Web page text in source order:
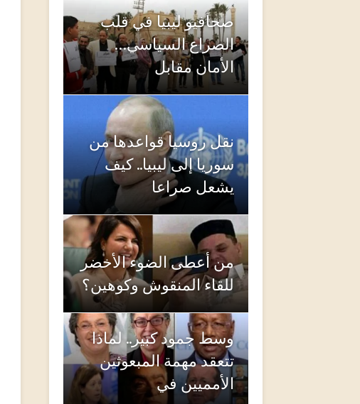
صحافيو ليبيا في قلب
الصراع السياسي…
الأمان مقابل
نقل روسيا قواعدها من
سوريا إلى ليبيا.. كيف
يشعل صراعا
من أعطى الضوء الأخضر
للقاء المنقوش وكوهين؟
وسط جمود كبير.. لماذا
تتعقد مهمة المبعوثين
الأمميين في